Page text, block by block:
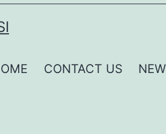
CONTACT US